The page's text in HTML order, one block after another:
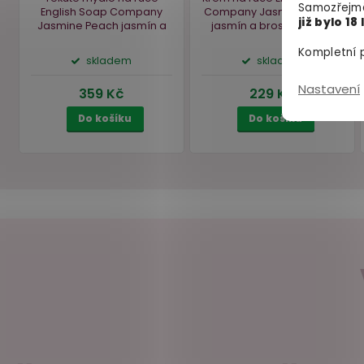
již bylo 18
Kompletní
Nastavení